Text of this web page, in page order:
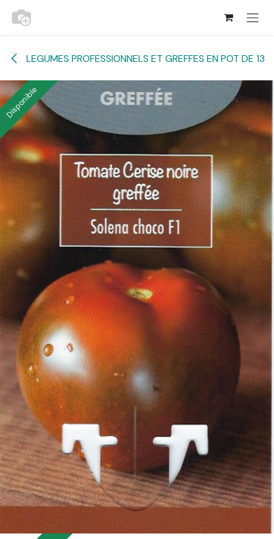
Se rendre au contenu
LEGUMES PROFESSIONNELS ET GREFFES EN POT DE 13
Disponible